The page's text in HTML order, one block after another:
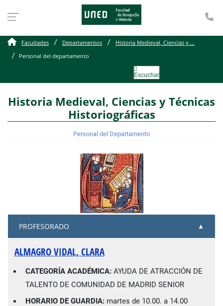
Personal del
Facultades Departamentos
Historia Medieval, Ciencias y ...
Personal del departamento
Escuchar
Historia Medieval, Ciencias y Técnicas
Historiográficas
Personal del Departamento
PROFESORADO
ALMAGRO VIDAL, CLARA
CATEGORÍA ACADÉMICA:AYUDA DE ATRACCIÓN DE
TALENTO DE COMUNIDAD DE MADRID SENIOR
HORARIO DE GUARDIA: martes de 10.00. a 14.00